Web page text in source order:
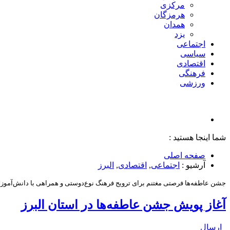
مرکزی
هرمزگان
همدان
یزد
اجتماعی
سیاسی
اقتصادی
فرهنگی
ورزشی
شما اینجا هستید :
صفحه اصلی
آرشیو : اجتماعی, اقتصادی, البرز
جشن عاطفه‌ها فرصتی مغتنم برای ترویج فرهنگ نوع‌دوستی و همراهی با
آغاز پویش جشن عاطفه‌ها در استان البرز
ارسال